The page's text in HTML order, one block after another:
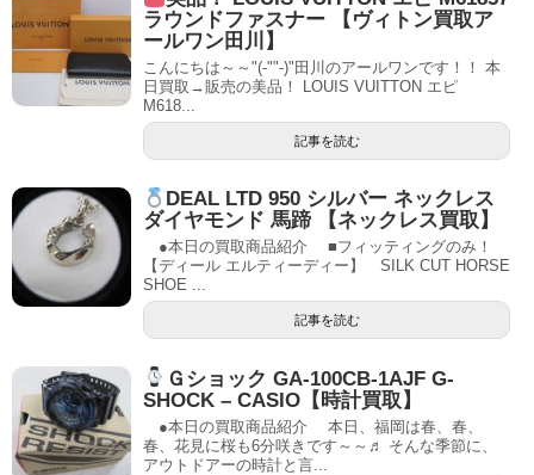
ラウンドファスナー 【ヴィトン買取ア
ールワン田川】
こんにちは～～"(-""-)"田川のアールワンです！！ 本
日買取→販売の美品！ LOUIS VUITTON エピ
M618...
記事を読む
DEAL LTD 950 シルバー ネックレス
ダイヤモンド 馬蹄 【ネックレス買取】
●本日の買取商品紹介 ■フィッティングのみ！
【ディール エルティーディー】 SILK CUT HORSE
SHOE ...
記事を読む
Ｇショック GA-100CB-1AJF G-
SHOCK – CASIO【時計買取】
●本日の買取商品紹介 本日、福岡は春、春、
春、花見に桜も6分咲きです～～♬ そんな季節に、
アウトドアーの時計と言...